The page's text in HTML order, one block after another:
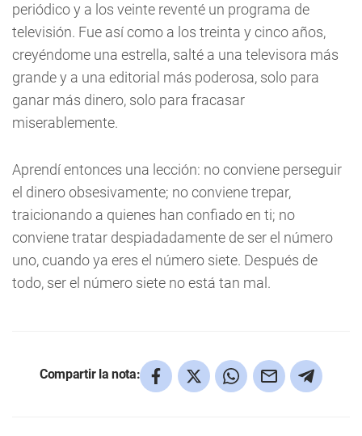
periódico y a los veinte reventé un programa de
televisión. Fue así como a los treinta y cinco años,
creyéndome una estrella, salté a una televisora más
grande y a una editorial más poderosa, solo para
ganar más dinero, solo para fracasar
miserablemente.
Aprendí entonces una lección: no conviene perseguir
el dinero obsesivamente; no conviene trepar,
traicionando a quienes han confiado en ti; no
conviene tratar despiadadamente de ser el número
uno, cuando ya eres el número siete. Después de
todo, ser el número siete no está tan mal.
Compartir la nota: